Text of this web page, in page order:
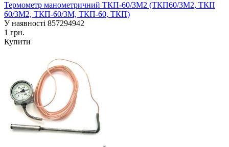
Термометр манометричний ТКП-60/3М2 (ТКП60/3М2, ТКП
60/3М2, ТКП-60/3М, ТКП-60, ТКП)
У наявності 857294942
1 грн.
Купити